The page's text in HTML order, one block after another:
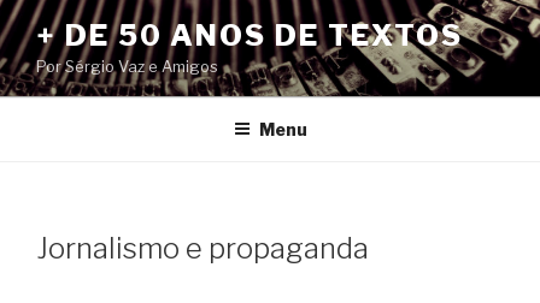
Pular
para
o
conteúdo
+ DE 50 ANOS DE TEXTOS
Por Sérgio Vaz e Amigos
Menu
Jornalismo e propaganda